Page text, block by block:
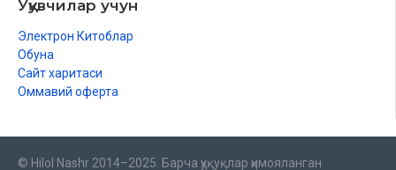
Ўқувчилар учун
Электрон Китоблар
Обуна
Сайт харитаси
Оммавий оферта
© Hilol Nashr 2014–2025. Барча ҳуқуқлар ҳимояланган